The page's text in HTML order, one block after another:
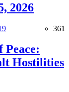
2026
361
Peace:
Hostilities